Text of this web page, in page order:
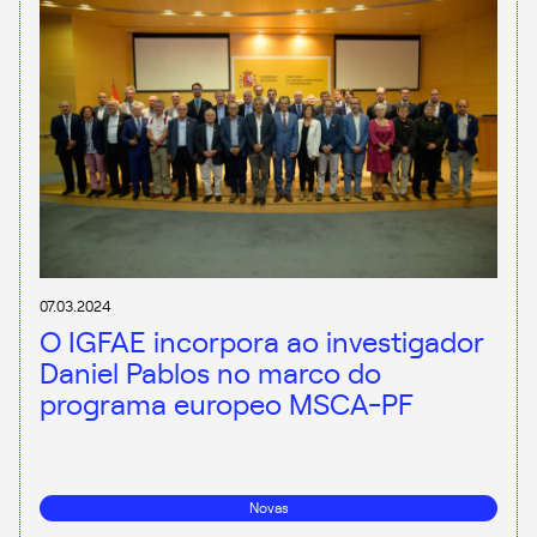
07.03.2024
O IGFAE incorpora ao investigador
Daniel Pablos no marco do
programa europeo MSCA-PF
Novas